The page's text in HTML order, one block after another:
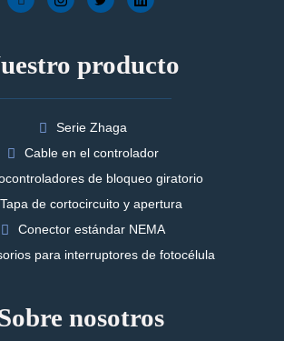
producto
Serie Zhaga
Cable en el controlador
de bloqueo giratorio
Tapa de cortocircuito y apertura
Conector estándar NEMA
para interruptores de fotocélula
nosotros